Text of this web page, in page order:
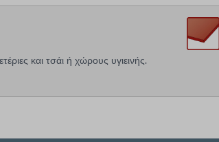
και τσάι ή χώρους υγιεινής.